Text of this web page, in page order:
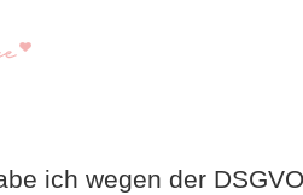
ich wegen der